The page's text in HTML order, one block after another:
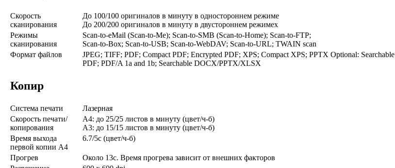
Скорость
сканирования
До 100/100 оригиналов в минуту в одностороннем режиме
До 200/200 оригиналов в минуту в двустороннем режимеx
Режимы
сканирования
Scan-to-eMail (Scan-to-Me); Scan-to-SMB (Scan-to-Home); Scan-to-FTP;
Scan-to-Box; Scan-to-USB; Scan-to-WebDAV; Scan-to-URL; TWAIN scan
Формат файлов
JPEG; TIFF; PDF; Compact PDF; Encrypted PDF; XPS; Compact XPS; PPTX Optional: Searchable
PDF; PDF/A 1a and 1b; Searchable DOCX/PPTX/XLSX
Копир
Система печати
Лазерная
Скорость печати/
копирования
А4: до 25/25 листов в минуту (цвет/ч-б)
А3: до 15/15 листов в минуту (цвет/ч-б)
Время выхода
первой копии А4
6.7/5с (цвет/ч-б)
Прогрев
Около 13с. Время прогрева зависит от внешних факторов